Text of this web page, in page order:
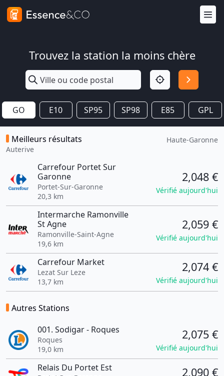
Trouvez la station la moins chère
GO E10 SP95 SP98 E85 GPL
Meilleurs résultats
Auterive
Haute-Garonne
Carrefour Portet Sur
Garonne
Portet-Sur-Garonne
20,3 km
2,048 €
Vérifié aujourd'hui
Intermarche Ramonville
St Agne
Ramonville-Saint-Agne
19,6 km
2,059 €
Vérifié aujourd'hui
Carrefour Market
Lezat Sur Leze
13,7 km
2,074 €
Vérifié aujourd'hui
Autres Stations
001. Sodigar - Roques
Roques
19,0 km
2,075 €
Vérifié aujourd'hui
Relais Du Portet Est 2,090 €